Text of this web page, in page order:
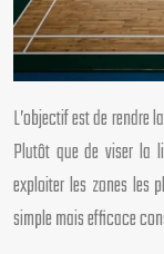
L’objectif est de rendre
Plutôt que de viser la
exploiter les zones les
simple mais efficace